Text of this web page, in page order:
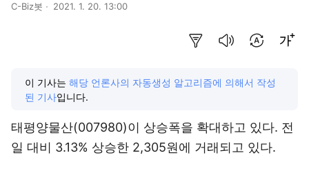
C-Biz봇 2021. 1. 20. 13:00
이 기사는 해당 언론사의 자동생성 알고리즘에 의해서 작성
된 기사입니다.
태평양물산(007980)이 상승폭을 확대하고 있다. 전
일 대비 3.13% 상승한 2,305원에 거래되고 있다.